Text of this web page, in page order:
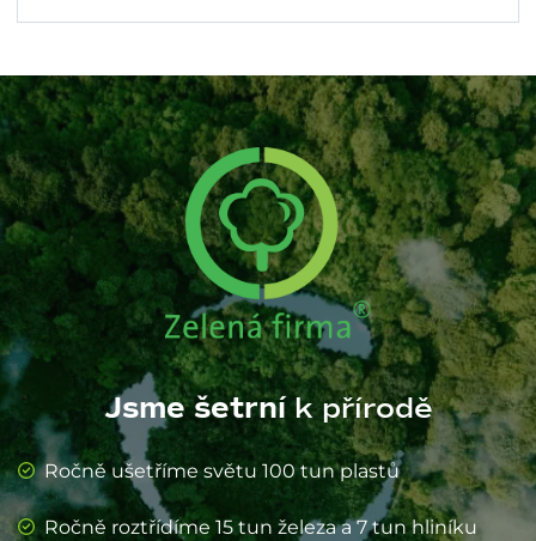
Jsme šetrní k přírodě
Ročně ušetříme světu 100 tun plastů
Ročně roztřídíme 15 tun železa a 7 tun hliníku